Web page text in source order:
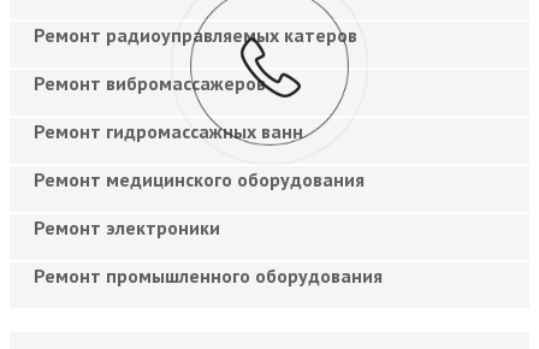
Ремонт радиоуправляемых катеров
Ремонт вибромассажеров
Ремонт гидромассажных ванн
Ремонт медицинского оборудования
Ремонт электроники
Ремонт промышленного оборудования